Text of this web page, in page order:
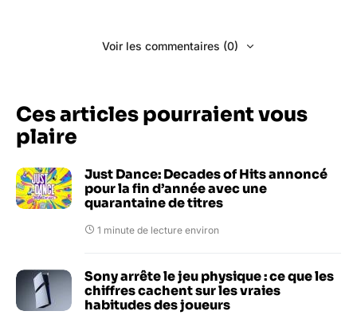
Voir les commentaires (0)
Ces articles pourraient vous
plaire
Just Dance: Decades of Hits annoncé
pour la fin d’année avec une
quarantaine de titres
1 minute de lecture environ
Sony arrête le jeu physique : ce que les
chiffres cachent sur les vraies
habitudes des joueurs